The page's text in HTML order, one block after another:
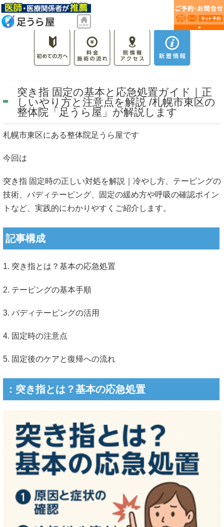
突き指 固定の基本と応急処置ガイド｜正
しいやり方と注意点を解説 /札幌市東区の
整体院「足うら屋」が解説します
札幌市東区にある整体院足うら屋です
今回は
突き指 固定時の正しい対処を解説｜冷やし方、テーピングの
技術、バディテーピング、固定の緩め方や呼吸の確認ポイン
トなど、実践的にわかりやすくご紹介します。
記事構成
1. 突き指とは？基本の応急処置
2. テーピングの基本手順
3. バディテーピングの活用
4. 固定時の注意点
5. 固定後のケアと復帰への流れ
：突き指とは？基本の応急処置